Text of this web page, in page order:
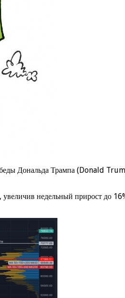
Дональда Трампа (Donald
недельный прирост до